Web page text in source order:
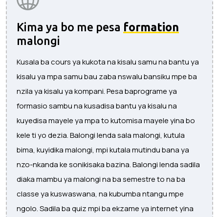
Kima ya bo me pesa formation
malongi
Kusala ba cours ya kukota na kisalu samu na bantu ya
kisalu ya mpa samu bau zaba nswalu bansiku mpe ba
nzila ya kisalu ya kompani. Pesa baprograme ya
formasio sambu na kusadisa bantu ya kisalu na
kuyedisa mayele ya mpa to kutomisa mayele yina bo
kele ti yo dezia. Balongi lenda sala malongi, kutula
bima, kuyidika malongi, mpi kutala mutindu bana ya
nzo-nkanda ke sonikisaka bazina. Balongi lenda sadila
diaka mambu ya malongi na ba semestre to na ba
classe ya kuswaswana, na kubumba ntangu mpe
ngolo. Sadila ba quiz mpi ba ekzame ya internet yina